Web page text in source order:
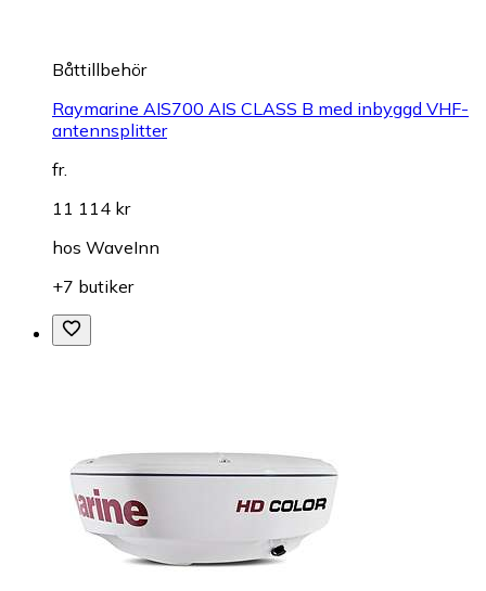
Båttillbehör
Raymarine AIS700 AIS CLASS B med inbyggd VHF-
antennsplitter
fr.
11 114 kr
hos WaveInn
+7 butiker